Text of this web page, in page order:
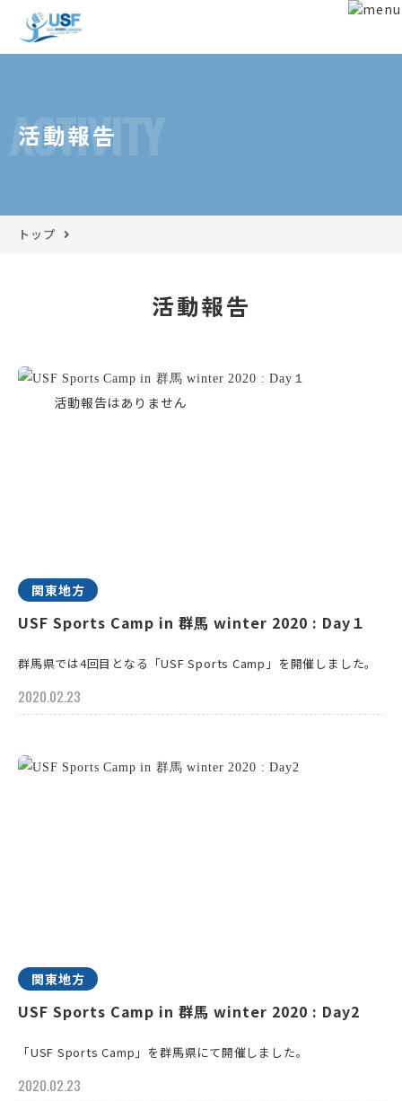
ACTIVITY
活動報告
トップ
活動報告
関東地方
USF Sports Camp in 群馬 winter 2020 : Day１
群馬県では4回目となる「USF Sports Camp」を開催しました。
2020.02.23
関東地方
USF Sports Camp in 群馬 winter 2020 : Day2
「USF Sports Camp」を群馬県にて開催しました。
2020.02.23